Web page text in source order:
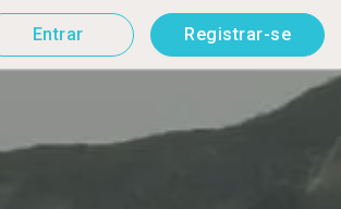
Entrar Registrar-se